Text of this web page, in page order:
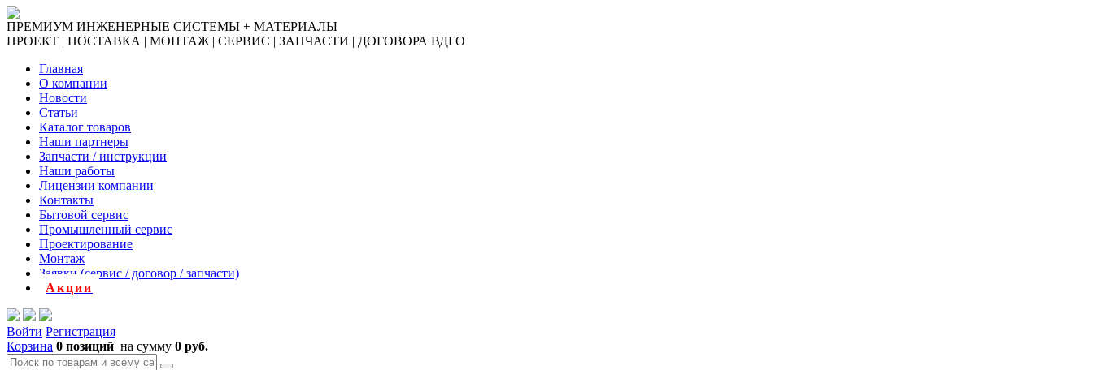
ПРЕМИУМ ИНЖЕНЕРНЫЕ СИСТЕМЫ + МАТЕРИАЛЫ
ПРОЕКТ | ПОСТАВКА | МОНТАЖ | СЕРВИС | ЗАПЧАСТИ | ДОГОВОРА ВДГО
Главная
О компании
Новости
Статьи
Каталог товаров
Наши партнеры
Запчасти / инструкции
Наши работы
Лицензии компании
Контакты
Бытовой сервис
Промышленный сервис
Проектирование
Монтаж
Заявки (сервис / договор / запчасти)
Акции
Войти Регистрация
Корзина 0 позиций на сумму 0 руб.